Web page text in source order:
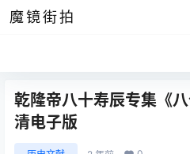
魔镜街拍
乾隆帝八十寿辰专集《
清电子版